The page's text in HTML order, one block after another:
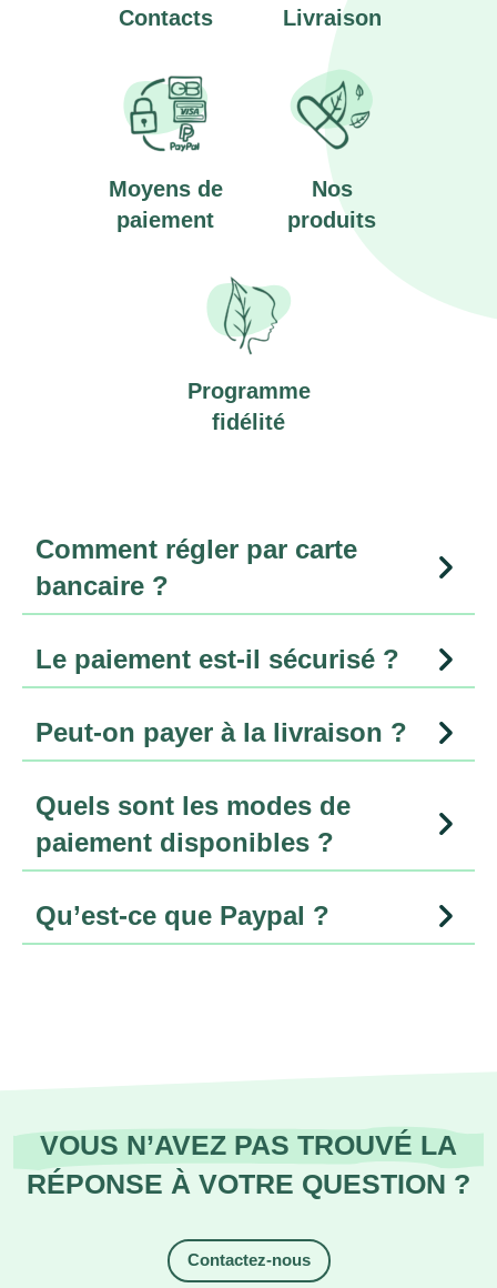
Contacts Livraison
Moyens de
paiement
Nos
produits
Programme
fidélité
Comment régler par carte
bancaire ?
Le paiement est-il sécurisé ?
Peut-on payer à la livraison ?
Quels sont les modes de
paiement disponibles ?
Qu’est-ce que Paypal ?
VOUS N’AVEZ PAS TROUVÉ LA
RÉPONSE À VOTRE QUESTION ?
Contactez-nous